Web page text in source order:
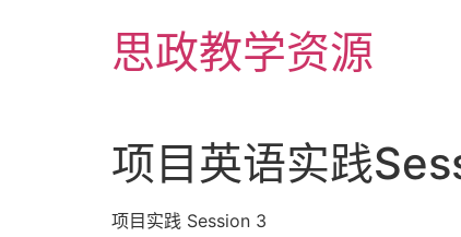
思政教学资源
项目英语实践
项目实践 Session 3